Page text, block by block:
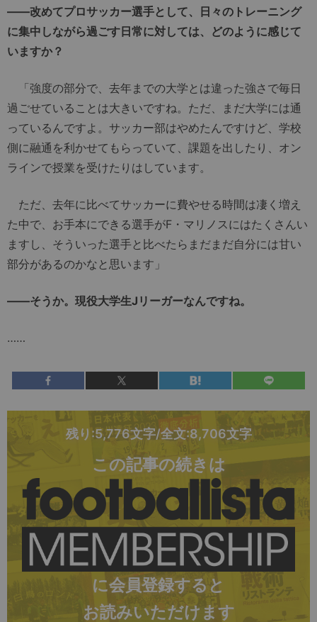
――改めてプロサッカー選手として、日々のトレーニング
に集中しながら過ごす日常に対しては、どのように感じて
いますか？
「強度の部分で、去年までの大学とは違った強さで毎日
過ごせていることは大きいですね。ただ、まだ大学には通
っているんですよ。サッカー部はやめたんですけど、学校
側に融通を利かせてもらっていて、課題を出したり、オン
ラインで授業を受けたりはしています。
ただ、去年に比べてサッカーに費やせる時間は凄く増え
た中で、お手本にできる選手がF・マリノスにはたくさんい
ますし、そういった選手と比べたらまだまだ自分には甘い
部分があるのかなと思います」
――そうか。現役大学生Jリーガーなんですね。
……
残り:5,776文字/全文:8,706文字
この記事の続きは
に会員登録すると
お読みいただけます